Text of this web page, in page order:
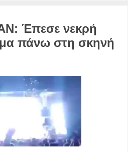
Έπεσε νεκρή
πάνω στη σκηνή